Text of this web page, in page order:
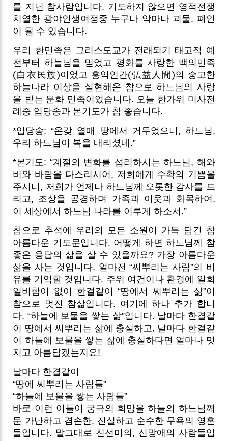
를 지닌 참사람입니다. 기도하지 않으면 영적전쟁
치열한 광야인생여정중 누구나 악마나 괴물, 폐인
이 될 수 있습니다.
우리 한민족은 그리스도교가 전래되기 태고적 예
전부터 하늘님을 믿었고 평화를 사랑한 백의민족
(白衣民族)이었고 홍익인간(弘益人間)의 숭고한
하늘나라 이상을 실현해온 참으로 하느님의 사랑
을 받는 문화 민족이었습니다. 오늘 한가위 미사전
례중 입당송과 본기도가 참 좋습니다.
*입당송: “온갖 열매 땅에서 거두었으니, 하느님,
우리 하느님이 복을 내리셨네.”
*본기도: “계절의 변화를 섭리하시는 하느님, 해와
비와 바람을 다스리시어, 저희에게 수확의 기쁨을
주시니, 저희가 언제나 하느님께 오롯한 감사를 드
리고, 조상을 공경하며 가족과 이웃과 화목하여,
이 세상에서 하느님 나라를 이루게 하소서.”
참으로 추석에 우리의 모든 소원이 가득 담긴 참
아름다운 기도문입니다. 어떻게 하면 하느님께 참
좋은 응답의 삶을 살 수 있을까요? 가장 아름다운
삶을 사는 것입니다. 얼마전 “씨뿌리는 사람”의 비
유를 기억할 것입니다. 주위 여건이나 환경에 일희
일비함이 없이 한결같이 “땅에서 씨뿌리는 삶”이
참으로 멋진 참삶입니다. 여기에 하나 추가 합니
다. “하늘에 보물을 쌓는 삶”입니다. 날마다 한결같
이 땅에서 씨뿌리는 삶에 충실하고, 날마다 한결같
이 하늘에 보물을 쌓는 삶에 충실하다면 얼마나 멋
지고 아름답겠는지요!
날마다 한결같이
“땅에 씨뿌리는 사람들”
“하늘에 보물을 쌓는 사람들”
바로 이런 이들이 궁극의 희망을 하늘의 하느님께
둔 가난하고 겸손한, 진실하고 순수한 무욕의 영혼
들입니다. 말그대로 진선미의, 신망애의 사람들입